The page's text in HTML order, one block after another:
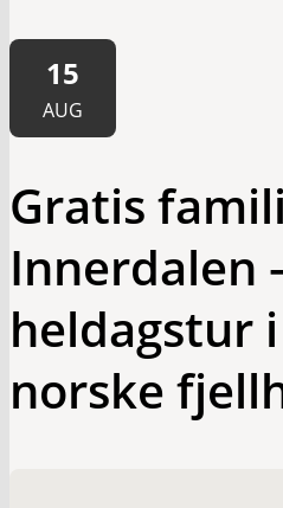
15
AUG
Gratis
Innerdalen
heldagstur
norske